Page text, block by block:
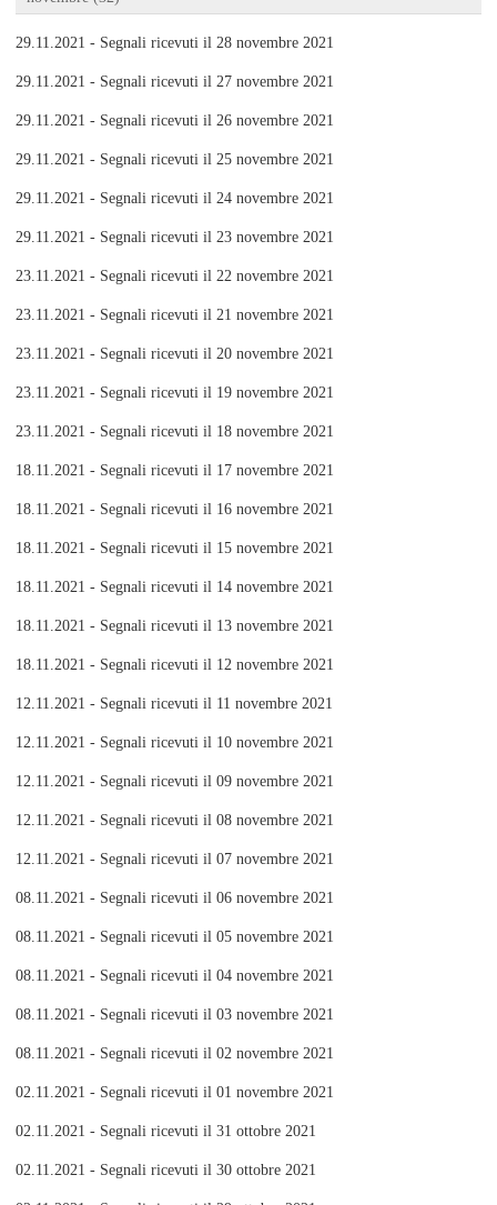
29.11.2021 - Segnali ricevuti il 28 novembre 2021
29.11.2021 - Segnali ricevuti il 27 novembre 2021
29.11.2021 - Segnali ricevuti il 26 novembre 2021
29.11.2021 - Segnali ricevuti il 25 novembre 2021
29.11.2021 - Segnali ricevuti il 24 novembre 2021
29.11.2021 - Segnali ricevuti il 23 novembre 2021
23.11.2021 - Segnali ricevuti il 22 novembre 2021
23.11.2021 - Segnali ricevuti il 21 novembre 2021
23.11.2021 - Segnali ricevuti il 20 novembre 2021
23.11.2021 - Segnali ricevuti il 19 novembre 2021
23.11.2021 - Segnali ricevuti il 18 novembre 2021
18.11.2021 - Segnali ricevuti il 17 novembre 2021
18.11.2021 - Segnali ricevuti il 16 novembre 2021
18.11.2021 - Segnali ricevuti il 15 novembre 2021
18.11.2021 - Segnali ricevuti il 14 novembre 2021
18.11.2021 - Segnali ricevuti il 13 novembre 2021
18.11.2021 - Segnali ricevuti il 12 novembre 2021
12.11.2021 - Segnali ricevuti il 11 novembre 2021
12.11.2021 - Segnali ricevuti il 10 novembre 2021
12.11.2021 - Segnali ricevuti il 09 novembre 2021
12.11.2021 - Segnali ricevuti il 08 novembre 2021
12.11.2021 - Segnali ricevuti il 07 novembre 2021
08.11.2021 - Segnali ricevuti il 06 novembre 2021
08.11.2021 - Segnali ricevuti il 05 novembre 2021
08.11.2021 - Segnali ricevuti il 04 novembre 2021
08.11.2021 - Segnali ricevuti il 03 novembre 2021
08.11.2021 - Segnali ricevuti il 02 novembre 2021
02.11.2021 - Segnali ricevuti il 01 novembre 2021
02.11.2021 - Segnali ricevuti il 31 ottobre 2021
02.11.2021 - Segnali ricevuti il 30 ottobre 2021